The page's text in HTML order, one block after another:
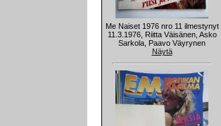
Me Naiset 1976 nro 11 ilmestynyt
11.3.1976, Riitta Väisänen, Asko
Sarkola, Paavo Väyrynen
Näytä